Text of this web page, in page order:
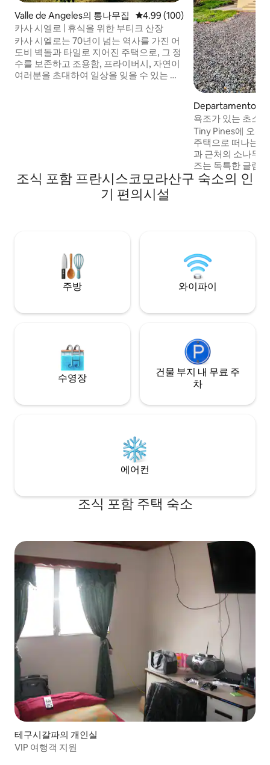
Valle de Angeles의 통나무집 평점 4.99점(5점 만점), 후기 100
4.99 (100)
카사 시엘로 | 휴식을 위한 부티크 산장
카사 시엘로는 70년이 넘는 역사를 가진 어
도비 벽돌과 타일로 지어진 주택으로, 그 정
수를 보존하고 조용함, 프라이버시, 자연이
여러분을 초대하여 일상을 잊을 수 있는 부
습니다.
Departamento
ua의 오두막
욕조가 있는 초소
코마야과
Tiny Pines에 오신 것
주택으로 떠나는 여행 🏕️ 온두
과 근처의 소나무
즈는 독특한 글램
메롤라 공항에서
분 거리에 있습니
세요. 잊지 못할 숙
요!
조식 포함 프란시스코모라산구 숙소의 인
기 편의시설
주방 와이파이
수영장
건물 부지 내 무료 주
차
에어컨
조식 포함 주택 숙소
테구시갈파의 개인실
VIP 여행객 지원